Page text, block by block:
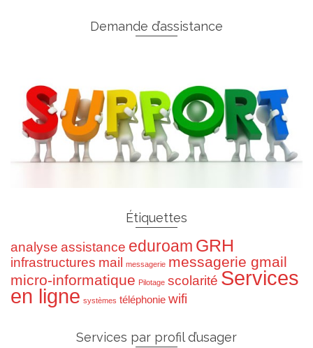
Demande d’assistance
Étiquettes
analyse assistance eduroam GRH
infrastructures mail messagerie messagerie gmail
micro-informatique Pilotage scolarité Services
en ligne systèmes téléphonie wifi
Services par profil d’usager